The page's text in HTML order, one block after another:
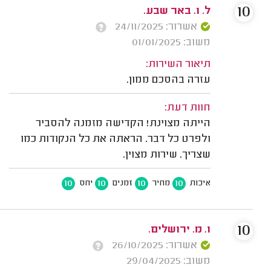
ל. ו. באר שבע.
אשרור: 24/11/2025
משוב: 01/01/2025
תיאור השירות:
עזרה בהסכם ממון.
חוות דעת:
הייתה מצוינת! הקדישה מזמנה להסביר
ולפרט כל דבר. הראתה את כל הנקודות כמו
שצריך. שירות מצוין.
איכות 10 מחיר 10 זמנים 10 יחס 10
10
ו. מ. ירושלים.
אשרור: 26/10/2025
משוב: 29/04/2025
10